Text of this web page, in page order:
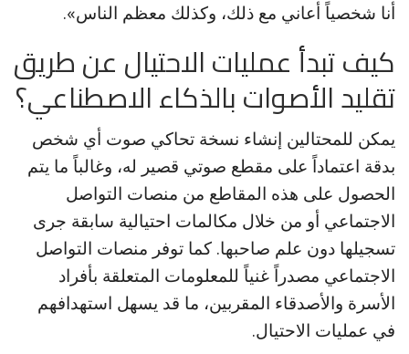
أنا شخصياً أعاني مع ذلك، وكذلك معظم الناس».
كيف تبدأ عمليات الاحتيال عن طريق
تقليد الأصوات بالذكاء الاصطناعي؟
يمكن للمحتالين إنشاء نسخة تحاكي صوت أي شخص
بدقة اعتماداً على مقطع صوتي قصير له، وغالباً ما يتم
الحصول على هذه المقاطع من منصات التواصل
الاجتماعي أو من خلال مكالمات احتيالية سابقة جرى
تسجيلها دون علم صاحبها. كما توفر منصات التواصل
الاجتماعي مصدراً غنياً للمعلومات المتعلقة بأفراد
الأسرة والأصدقاء المقربين، ما قد يسهل استهدافهم
في عمليات الاحتيال.